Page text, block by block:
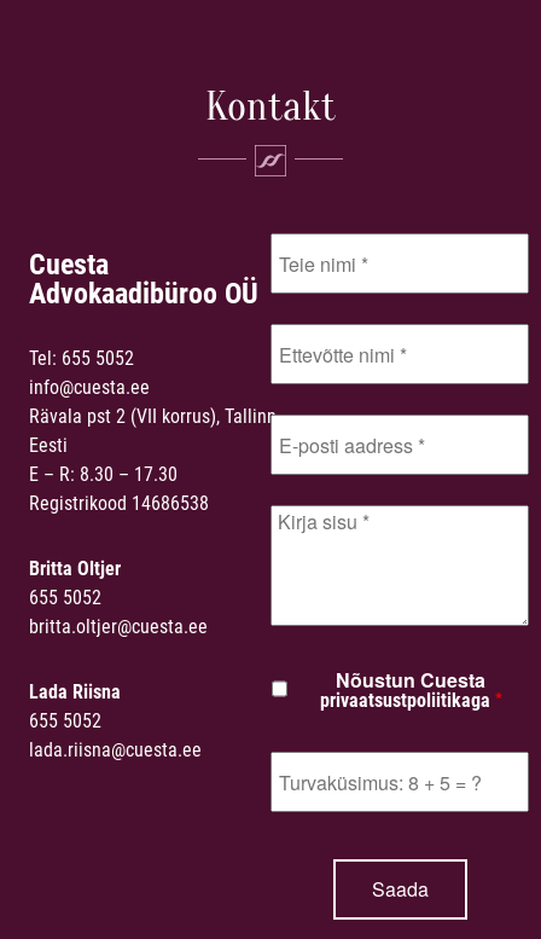
Kontakt
Cuesta
Advokaadibüroo OÜ
Tel: 655 5052
info@cuesta.ee
Rävala pst 2 (VII korrus), Tallinn,
Eesti
E – R: 8.30 – 17.30
Registrikood 14686538
Britta Oltjer
655 5052
britta.oltjer@cuesta.ee
Lada Riisna
655 5052
lada.riisna@cuesta.ee
Nõustun Cuesta
privaatsustpoliitikaga *